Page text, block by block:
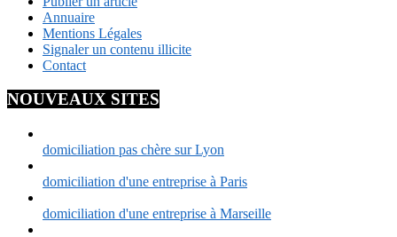
Annuaire
Mentions Légales
Signaler un contenu illicite
Contact
NOUVEAUX SITES
domiciliation pas chère sur Lyon
domiciliation d'une entreprise à Paris
domiciliation d'une entreprise à Marseille